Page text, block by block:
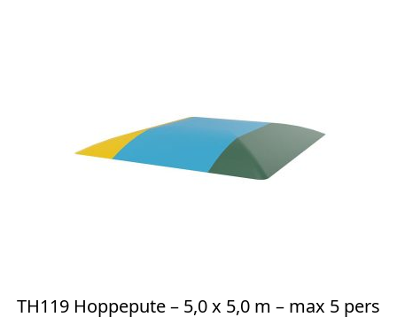
TH119 Hoppepute – 5,0 x 5,0 m – max 5 pers